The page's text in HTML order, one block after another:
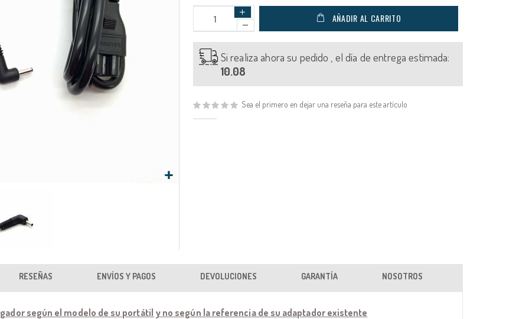
AÑADIR AL CARRITO
Si realiza ahora su pedido , el día de entrega estimada:
10.08
Sea el primero en dejar una reseña para este artículo
según el modelo de su portátil y no según la referencia de su adaptador existente
RESEÑAS ENVÍOS Y PAGOS DEVOLUCIONES GARANTÍA NOSOTROS